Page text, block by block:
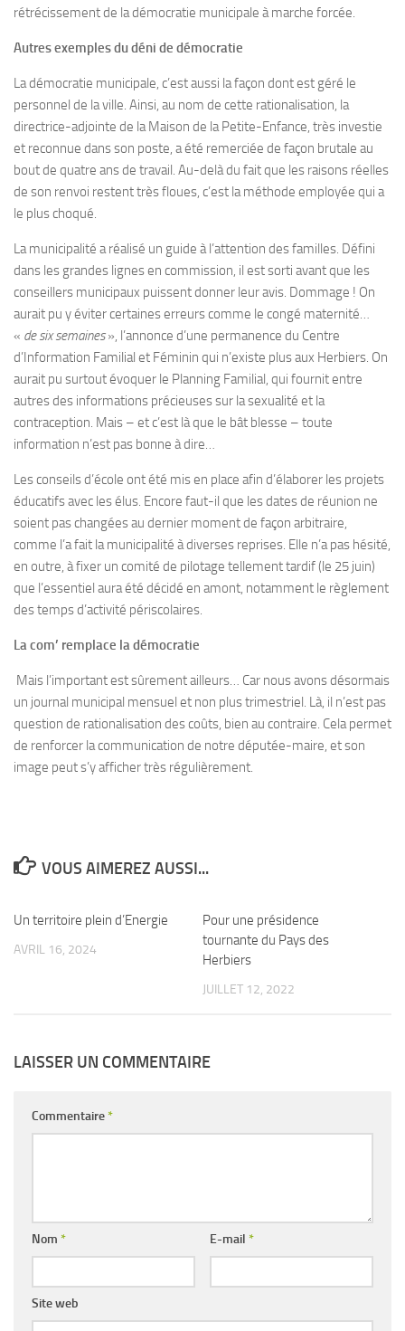
rétrécissement de la démocratie municipale à marche forcée.
Autres exemples du déni de démocratie
La démocratie municipale, c’est aussi la façon dont est géré le
personnel de la ville. Ainsi, au nom de cette rationalisation, la
directrice-adjointe de la Maison de la Petite-Enfance, très investie
et reconnue dans son poste, a été remerciée de façon brutale au
bout de quatre ans de travail. Au-delà du fait que les raisons réelles
de son renvoi restent très floues, c’est la méthode employée qui a
le plus choqué.
La municipalité a réalisé un guide à l’attention des familles. Défini
dans les grandes lignes en commission, il est sorti avant que les
conseillers municipaux puissent donner leur avis. Dommage ! On
aurait pu y éviter certaines erreurs comme le congé maternité…
« de six semaines», l’annonce d’une permanence du Centre
d’Information Familial et Féminin qui n’existe plus aux Herbiers. On
aurait pu surtout évoquer le Planning Familial, qui fournit entre
autres des informations précieuses sur la sexualité et la
contraception. Mais – et c’est là que le bât blesse – toute
information n’est pas bonne à dire…
Les conseils d’école ont été mis en place afin d’élaborer les projets
éducatifs avec les élus. Encore faut-il que les dates de réunion ne
soient pas changées au dernier moment de façon arbitraire,
comme l’a fait la municipalité à diverses reprises. Elle n’a pas hésité,
en outre, à fixer un comité de pilotage tellement tardif (le 25 juin)
que l’essentiel aura été décidé en amont, notamment le règlement
des temps d’activité périscolaires.
La com’ remplace la démocratie
Mais l’important est sûrement ailleurs… Car nous avons désormais
un journal municipal mensuel et non plus trimestriel. Là, il n’est pas
question de rationalisation des coûts, bien au contraire. Cela permet
de renforcer la communication de notre députée-maire, et son
image peut s’y afficher très régulièrement.
VOUS AIMEREZ AUSSI...
Un territoire plein d’Energie
AVRIL 16, 2024
Pour une présidence
tournante du Pays des
Herbiers
JUILLET 12, 2022
LAISSER UN COMMENTAIRE
Commentaire*
Nom * E-mail *
Site web